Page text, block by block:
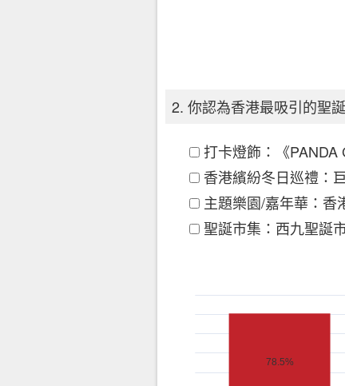
2. 你認為香港最吸引的聖
打卡燈飾：《PANDA
香港繽紛冬日巡禮：
主題樂園/嘉年華：香
聖誕市集：西九聖誕